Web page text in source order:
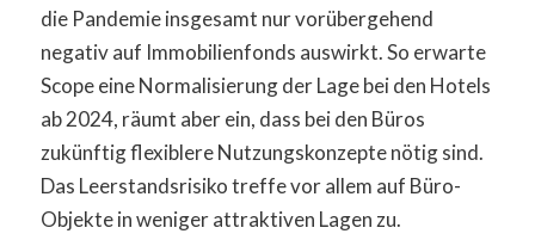
die Pandemie insgesamt nur vorübergehend
negativ auf Immobilienfonds auswirkt. So erwarte
Scope eine Normalisierung der Lage bei den Hotels
ab 2024, räumt aber ein, dass bei den Büros
zukünftig flexiblere Nutzungskonzepte nötig sind.
Das Leerstandsrisiko treffe vor allem auf Büro-
Objekte in weniger attraktiven Lagen zu.